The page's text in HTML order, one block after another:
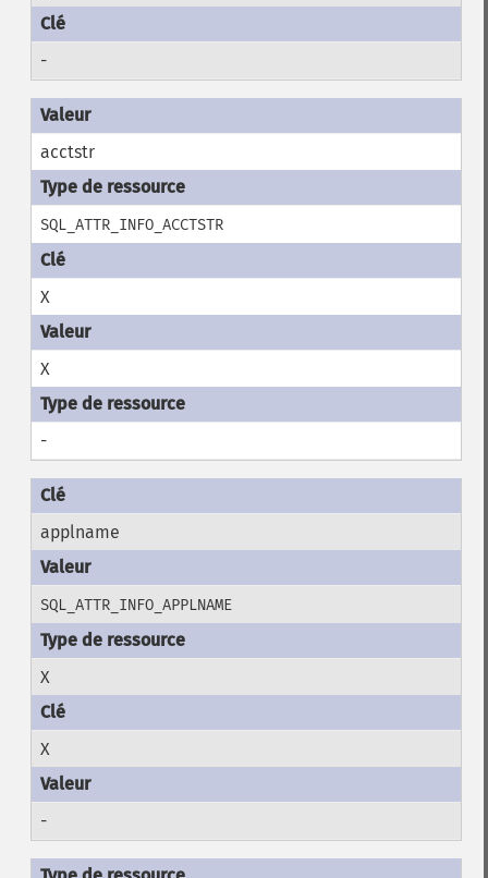
-
acctstr
SQL_ATTR_INFO_ACCTSTR
X
X
-
applname
SQL_ATTR_INFO_APPLNAME
X
X
-